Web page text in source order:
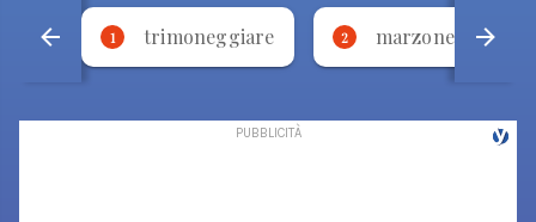
1 trimoneggiare 2 marzone